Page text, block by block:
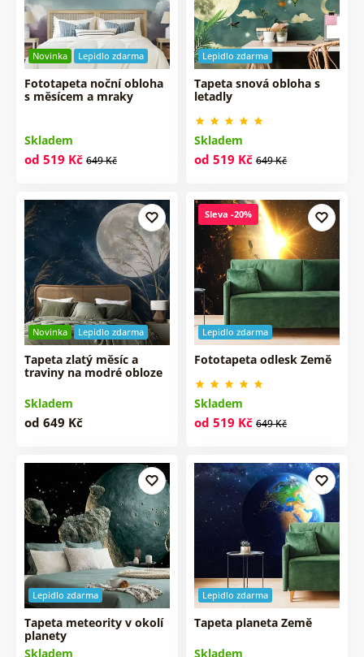
Novinka Lepidlo zdarma
Fototapeta noční obloha
s měsícem a mraky
Skladem
od 519 Kč 649 Kč
Lepidlo zdarma
Tapeta snová obloha s
letadly
Skladem
od 519 Kč 649 Kč
Novinka Lepidlo zdarma
Tapeta zlatý měsíc a
traviny na modré obloze
Skladem
od 649 Kč
Lepidlo zdarma
Sleva -20%
Fototapeta odlesk Země
Skladem
od 519 Kč 649 Kč
Lepidlo zdarma
Tapeta meteority v okolí
planety
Skladem
Lepidlo zdarma
Tapeta planeta Země
Skladem